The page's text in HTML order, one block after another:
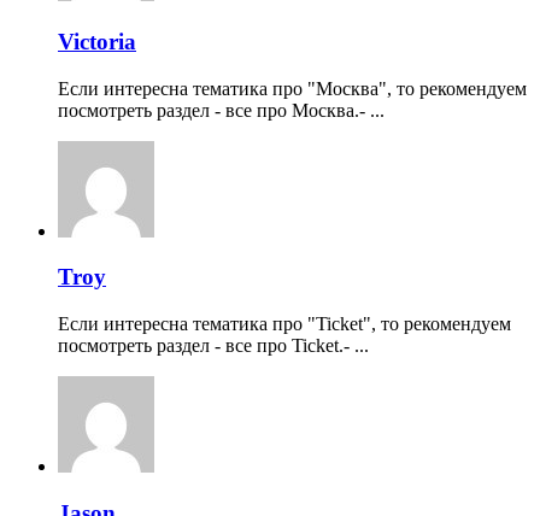
Victoria
Если интересна тематика про "Москва", то рекомендуем
посмотреть раздел - все про Москва.- ...
Troy
Если интересна тематика про "Ticket", то рекомендуем
посмотреть раздел - все про Ticket.- ...